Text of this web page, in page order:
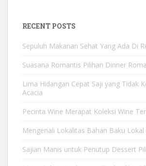
RECENT POSTS
Sepuluh Makanan Sehat Yang Ada Di
Suasana Romantis Pilihan Dinner
Lima Hidangan Cepat Saji yang Tidak
Acacia
Pecinta Wine Merapat Koleksi Wine
Mengenali Lokalitas Bahan Baku Lokal
Sajian Manis untuk Penutup Dessert